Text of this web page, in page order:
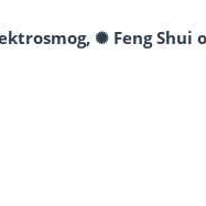
✺ Feng Shui